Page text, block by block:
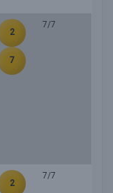
2
7
7/7
2
7/7